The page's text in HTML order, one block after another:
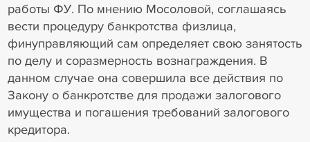
работы ФУ. По мнению Мосоловой, соглашаясь
вести процедуру банкротства физлица,
финуправляющий сам определяет свою занятость
по делу и соразмерность вознаграждения. В
данном случае она совершила все действия по
Закону о банкротстве для продажи залогового
имущества и погашения требований залогового
кредитора.